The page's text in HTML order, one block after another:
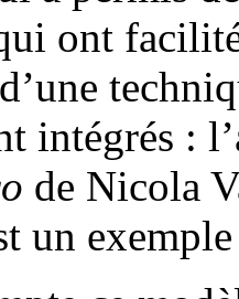
ont
intégrés :
de Nicola
un